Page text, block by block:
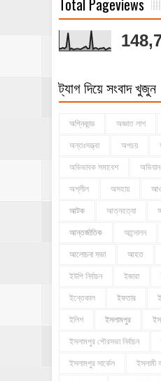
ট্যাগ দিয়ে সংবাদ খুজুন
অগ্নিকান্ড অজ্ঞাত লাশ
অন্তঃসত্ত্বা অপচয়
অভিভাবক সমাবেশ অভিযান
অশ্লীল অসহায়
আটক আত্নহত্যা
আন্তর্জাতিক আন্দোলন
আলোচনা সভা আহত
ইউপি নির্বাচন ইজারা
ইন্তেকাল ইফতার
ইলিশ ইসলামপুর
ইসলামপুর পৌরসভা নির্বাচন
ইসলামপুর সার্কেল ইসলামী